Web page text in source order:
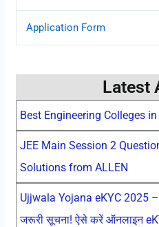
Application Form
Latest
Best Engineering Colleges
JEE Main Session 2
Solutions from ALLEN
Ujjwala Yojana eKYC 2025 –
जरूरी सूचना! ऐसे करें ऑनलाइन